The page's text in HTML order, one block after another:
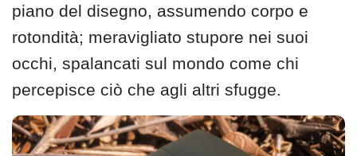
piano del disegno, assumendo corpo e
rotondità; meravigliato stupore nei suoi
occhi, spalancati sul mondo come chi
percepisce ciò che agli altri sfugge.